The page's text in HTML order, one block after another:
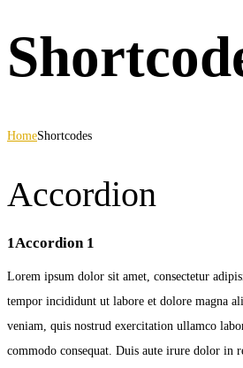
HomeShortcodes
Accordion
1Accordion 1
Lorem ipsum dolor sit amet, consectetur
tempor incididunt ut labore et dolore magna
veniam, quis nostrud exercitation ullamco
commodo consequat. Duis aute irure dolor in